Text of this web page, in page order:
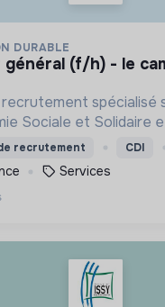
DURABLE
spécialisé
Sociale et Solidaire
recrutement CDI
Services